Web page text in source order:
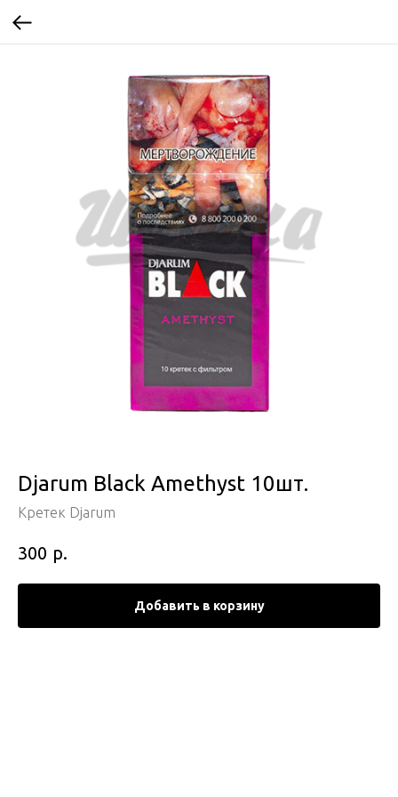
Djarum Black Amethyst 10шт.
Кретек Djarum
300 р.
Добавить в корзину